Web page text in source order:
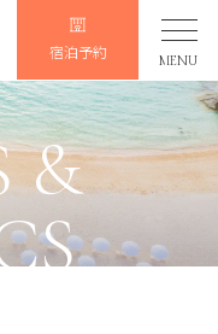
宿泊予約 MENU
&